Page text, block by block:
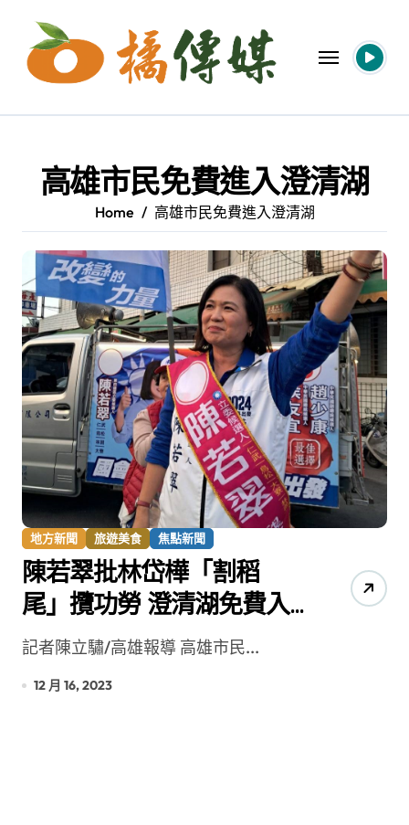
content
高雄市民免費進入澄清湖
Home 高雄市民免費進入澄清湖
地方新聞 旅遊美食 焦點新聞
陳若翠批林岱樺「割稻
尾」攬功勞 澄清湖免費入
園非個人爭取
記者陳立驌/高雄報導 高雄市民...
12 月 16, 2023